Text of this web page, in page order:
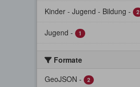
Kinder - Jugend - Bildung - 2
Jugend - 1
Formate
GeoJSON - 2